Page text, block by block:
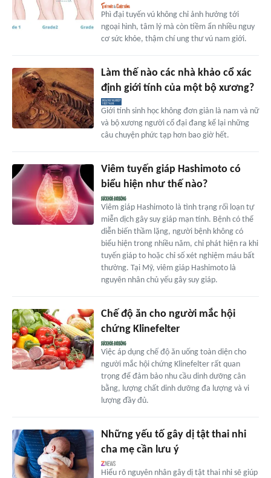
Phì đại tuyến vú không chỉ ảnh hưởng tới
ngoại hình, tâm lý mà còn tiềm ẩn nhiều nguy
cơ sức khỏe, thậm chí ung thư vú nam giới.
Làm thế nào các nhà khảo cổ xác
định giới tính của một bộ xương?
Giới tính sinh học không đơn giản là nam và nữ
và bộ xương người cổ đại đang kể lại những
câu chuyện phức tạp hơn bao giờ hết.
Viêm tuyến giáp Hashimoto có
biểu hiện như thế nào?
Viêm giáp Hashimoto là tình trạng rối loạn tự
miễn dịch gây suy giáp mạn tính. Bệnh có thể
diễn biến thầm lặng, người bệnh không có
biểu hiện trong nhiều năm, chỉ phát hiện ra khi
tuyến giáp to hoặc chỉ số xét nghiệm máu bất
thường. Tại Mỹ, viêm giáp Hashimoto là
nguyên nhân chủ yếu gây suy giáp.
Chế độ ăn cho người mắc hội
chứng Klinefelter
Việc áp dụng chế độ ăn uống toàn diện cho
người mắc hội chứng Klinefelter rất quan
trọng để đảm bảo nhu cầu dinh dưỡng cân
bằng, lượng chất dinh dưỡng đa lượng và vi
lượng đầy đủ.
Những yếu tố gây dị tật thai nhi
cha mẹ cần lưu ý
Hiểu rõ nguyên nhân gây dị tật thai nhi sẽ giúp